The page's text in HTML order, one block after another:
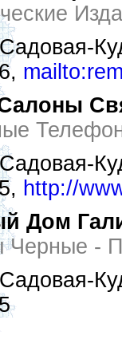
http://
Дом
Черные -